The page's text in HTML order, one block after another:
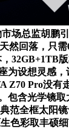
场总监胡鹏
然回落，只
32GB+1TB
为设想灵感
Z70 Pro没有
包含光学镜
范全框太阳
色彩取丰硕